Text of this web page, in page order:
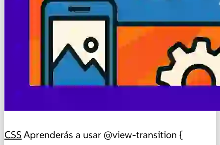
CSSAprenderás a usar @view-transition {